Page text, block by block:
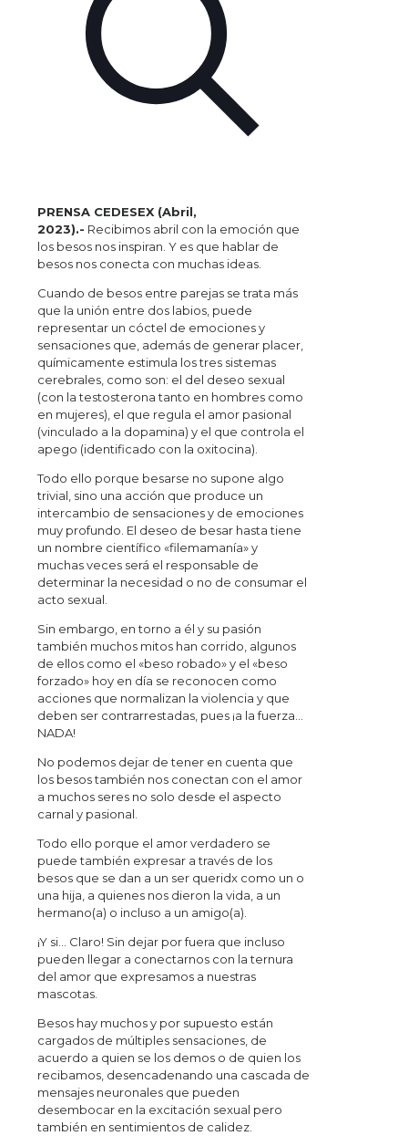
PRENSA CEDESEX (Abril,
2023).- Recibimos abril con la emoción que
los besos nos inspiran. Y es que hablar de
besos nos conecta con muchas ideas.
Cuando de besos entre parejas se trata más
que la unión entre dos labios, puede
representar un cóctel de emociones y
sensaciones que, además de generar placer,
químicamente estimula los tres sistemas
cerebrales, como son: el del deseo sexual
(con la testosterona tanto en hombres como
en mujeres), el que regula el amor pasional
(vinculado a la dopamina) y el que controla el
apego (identificado con la oxitocina).
Todo ello porque besarse no supone algo
trivial, sino una acción que produce un
intercambio de sensaciones y de emociones
muy profundo. El deseo de besar hasta tiene
un nombre científico «filemamanía» y
muchas veces será el responsable de
determinar la necesidad o no de consumar el
acto sexual.
Sin embargo, en torno a él y su pasión
también muchos mitos han corrido, algunos
de ellos como el «beso robado» y el «beso
forzado» hoy en día se reconocen como
acciones que normalizan la violencia y que
deben ser contrarrestadas, pues ¡a la fuerza…
NADA!
No podemos dejar de tener en cuenta que
los besos también nos conectan con el amor
a muchos seres no solo desde el aspecto
carnal y pasional.
Todo ello porque el amor verdadero se
puede también expresar a través de los
besos que se dan a un ser queridx como un o
una hija, a quienes nos dieron la vida, a un
hermano(a) o incluso a un amigo(a).
¡Y si… Claro! Sin dejar por fuera que incluso
pueden llegar a conectarnos con la ternura
del amor que expresamos a nuestras
mascotas.
Besos hay muchos y por supuesto están
cargados de múltiples sensaciones, de
acuerdo a quien se los demos o de quien los
recibamos, desencadenando una cascada de
mensajes neuronales que pueden
desembocar en la excitación sexual pero
también en sentimientos de calidez.